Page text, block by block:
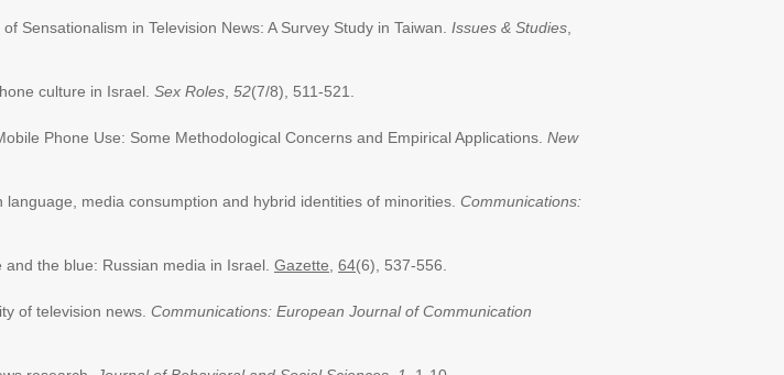
Sensationalism in Television News: A Survey Study in Taiwan. Issues & Studies
culture in Israel. Sex Roles 52(7/8), 511-521.
Phone Use: Some Methodological Concerns and Empirical Applications. New
media consumption and hybrid identities of minorities. Communications:
the blue: Russian media in Israel. Gazette 64(6), 537-556.
of television news. Communications: European Journal of Communication